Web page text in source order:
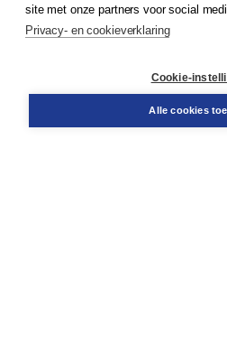
Bestellen
site met onze partners voor social
Privacy- en cookieverklaring
Cookie-
Alle cookies